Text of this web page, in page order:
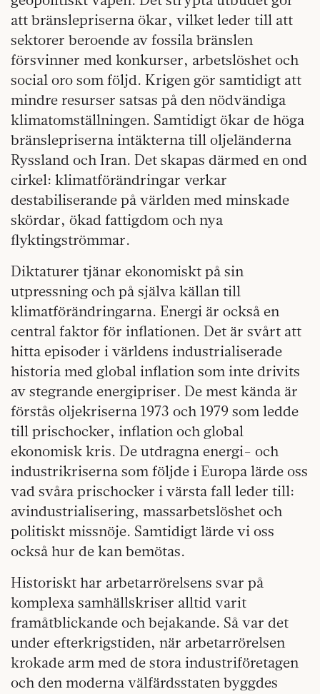
att bränslepriserna ökar, vilket leder till att
sektorer beroende av fossila bränslen
försvinner med konkurser, arbetslöshet och
social oro som följd. Krigen gör samtidigt att
mindre resurser satsas på den nödvändiga
klimatomställningen. Samtidigt ökar de höga
bränslepriserna intäkterna till oljeländerna
Ryssland och Iran. Det skapas därmed en ond
cirkel: klimatförändringar verkar
destabiliserande på världen med minskade
skördar, ökad fattigdom och nya
flyktingströmmar.
Diktaturer tjänar ekonomiskt på sin
utpressning och på själva källan till
klimatförändringarna. Energi är också en
central faktor för inflationen. Det är svårt att
hitta episoder i världens industrialiserade
historia med global inflation som inte drivits
av stegrande energipriser. De mest kända är
förstås oljekriserna 1973 och 1979 som ledde
till prischocker, inflation och global
ekonomisk kris. De utdragna energi- och
industrikriserna som följde i Europa lärde oss
vad svåra prischocker i värsta fall leder till:
avindustrialisering, massarbetslöshet och
politiskt missnöje. Samtidigt lärde vi oss
också hur de kan bemötas.
Historiskt har arbetarrörelsens svar på
komplexa samhällskriser alltid varit
framåtblickande och bejakande. Så var det
under efterkrigstiden, när arbetarrörelsen
krokade arm med de stora industriföretagen
och den moderna välfärdsstaten byggdes